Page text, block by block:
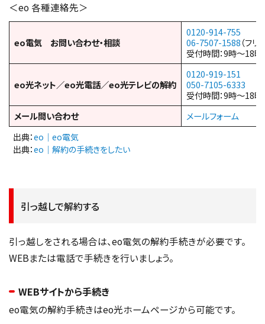
＜eo 各種連絡先＞
eo電気 お問い合わせ・相談
0120-914-755
06-7507-1588（フ
受付時間：9時～
eo光ネット／eo光電話／eo光テレビの解約
0120-919-151
050-7105-6333
受付時間：9時～
メール問い合わせ
メールフォーム
出典：eo｜eo電気
出典：eo｜解約の手続きをしたい
引っ越しで解約する
引っ越しをされる場合は、eo電気の解約手続きが必要です。
WEBまたは電話で手続きを行いましょう。
WEBサイトから手続き
eo電気の解約手続きはeo光ホームページから可能です。